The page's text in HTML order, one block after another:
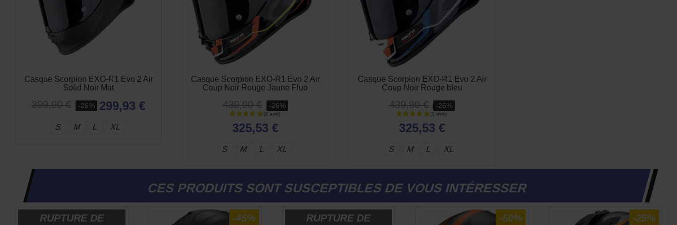
Casque Scorpion EXO-R1 Evo 2 Air
Solid Noir Mat
399,90 € -25% 299,93 €
S M L XL
Casque Scorpion EXO-R1 Evo 2 Air
Coup Noir Rouge Jaune Fluo
439,90 € -26%
325,53 €
S M L XL
Casque Scorpion EXO-R1 Evo 2 Air
Coup Noir Rouge bleu
439,90 € -26%
325,53 €
S M L XL
CES PRODUITS SONT SUSCEPTIBLES DE VOUS INTÉRESSER
-41%
RUPTURE DE -45% -50%
RUPTURE DE -50% -25%